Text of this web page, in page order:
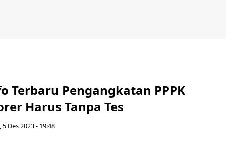
Terbaru Pengangkatan PPPK
Harus Tanpa Tes
5 Des 2023 - 19:48